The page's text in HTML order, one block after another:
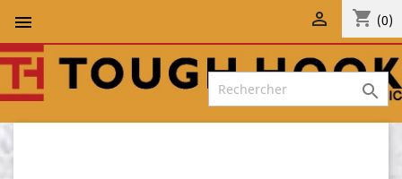
 shopping_cart (0)

